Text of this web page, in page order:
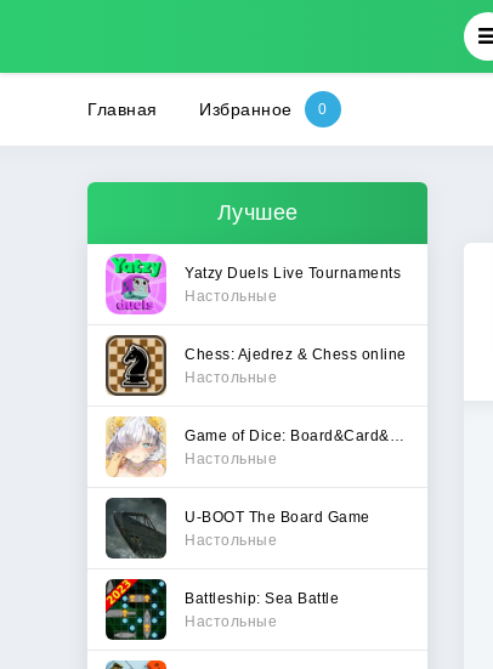
Главная Избранное
Лучшее
Yatzy Duels Live Tournaments
Настольные
Chess: Ajedrez & Chess online
Настольные
Настольные
U-BOOT The Board Game
Настольные
Battleship: Sea Battle
Настольные